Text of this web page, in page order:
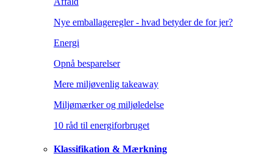
Nye emballageregler - hvad betyder de for jer?
Energi
Opnå besparelser
Mere miljøvenlig takeaway
Miljømærker og miljøledelse
10 råd til energiforbruget
Klassifikation & Mærkning